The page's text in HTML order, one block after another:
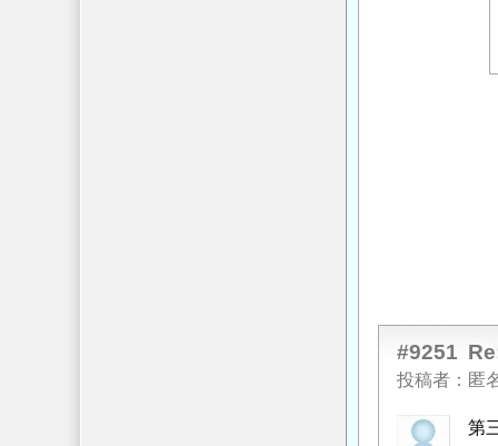
#9251
投稿者 匿
第